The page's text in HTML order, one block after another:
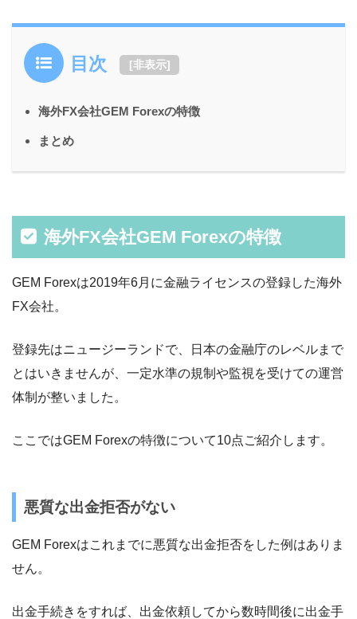
目次 [非表示]
海外FX会社GEM Forexの特徴
まとめ
海外FX会社GEM Forexの特徴
GEM Forexは2019年6月に金融ライセンスの登録した海外
FX会社。
登録先はニュージーランドで、日本の金融庁のレベルまで
とはいきませんが、一定水準の規制や監視を受けての運営
体制が整いました。
ここではGEM Forexの特徴について10点ご紹介します。
悪質な出金拒否がない
GEM Forexはこれまでに悪質な出金拒否をした例はありま
せん。
出金手続きをすれば、出金依頼してから数時間後に出金手